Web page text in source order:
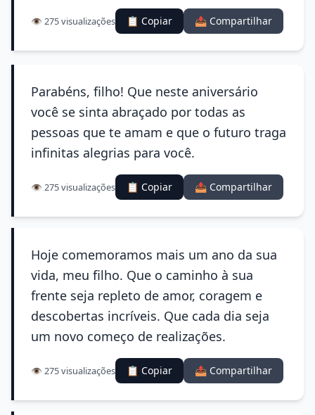
👁️ 275 visualizações 📋 Copiar 📤 Compartilhar
Parabéns, filho! Que neste aniversário
você se sinta abraçado por todas as
pessoas que te amam e que o futuro traga
infinitas alegrias para você.
👁️ 275 visualizações 📋 Copiar 📤 Compartilhar
Hoje comemoramos mais um ano da sua
vida, meu filho. Que o caminho à sua
frente seja repleto de amor, coragem e
descobertas incríveis. Que cada dia seja
um novo começo de realizações.
👁️ 275 visualizações 📋 Copiar 📤 Compartilhar